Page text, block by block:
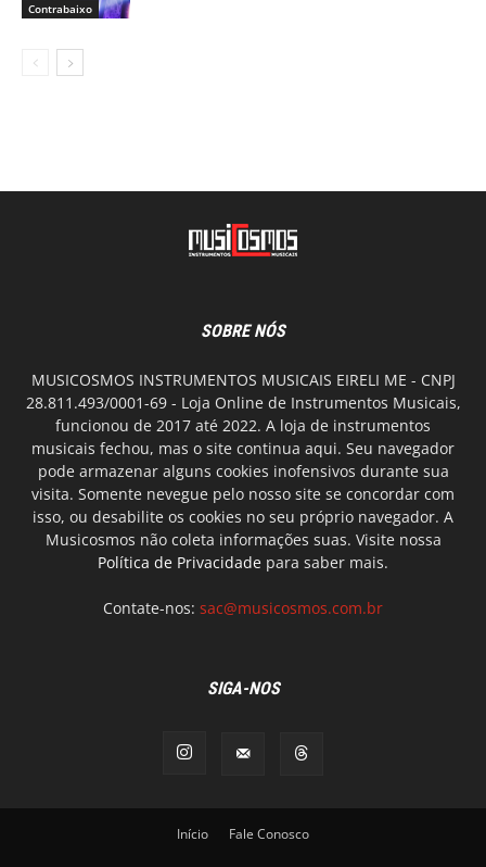
Contrabaixo
SOBRE NÓS
MUSICOSMOS INSTRUMENTOS MUSICAIS EIRELI ME - CNPJ
28.811.493/0001-69 - Loja Online de Instrumentos Musicais,
funcionou de 2017 até 2022. A loja de instrumentos
musicais fechou, mas o site continua aqui. Seu navegador
pode armazenar alguns cookies inofensivos durante sua
visita. Somente nevegue pelo nosso site se concordar com
isso, ou desabilite os cookies no seu próprio navegador. A
Musicosmos não coleta informações suas. Visite nossa
Política de Privacidade para saber mais.
Contate-nos: sac@musicosmos.com.br
SIGA-NOS
Início Fale Conosco